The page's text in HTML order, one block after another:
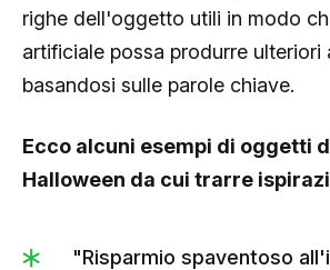
righe dell'oggetto utili in modo
artificiale possa produrre ulteriori
basandosi sulle parole chiave.
Ecco alcuni esempi di oggetti
Halloween da cui trarre
"Risparmio spaventoso